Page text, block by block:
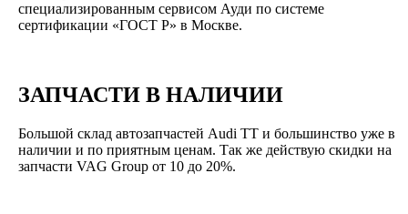
специализированным сервисом Ауди по системе
сертификации «ГОСТ Р» в Москве.
ЗАПЧАСТИ В НАЛИЧИИ
Большой склад автозапчастей Audi TT и большинство уже в
наличии и по приятным ценам. Так же действую скидки на
запчасти VAG Group от 10 до 20%.